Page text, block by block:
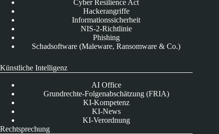
Cyber Resilience Act
Hackerangriffe
Informationssicherheit
NIS-2-Richtlinie
Phishing
Schadsoftware (Maleware, Ransomware & Co.)
Künstliche Intelligenz
AI Office
Grundrechte-Folgenabschätzung (FRIA)
KI-Kompetenz
KI-News
KI-Verordnung
Rechtsprechung